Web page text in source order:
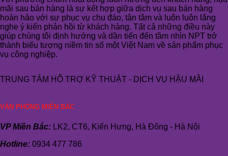
mãi sau bán hàng là sự kết hợp giữa dịch vụ sau bán hàng
hoàn hảo với sự phục vụ chu đáo, tận tâm và luôn luôn lắng
nghe ý kiến phản hồi từ khách hàng. Tất cả những điều này
giúp chúng tôi định hướng và dần tiến đến tầm nhìn NPT trở
thành biểu tượng niềm tin số một Việt Nam về sản phẩm phục
vụ công nghiệp.
TRUNG TÂM HỖ TRỢ KỸ THUẬT - DỊCH VỤ HẬU MÃI
VĂN PHÒNG MIỀN BẮC
VP Miền Bắc: LK2, CT6, Kiến Hưng, Hà Đông - Hà Nội
Hotline: 0934 477 786